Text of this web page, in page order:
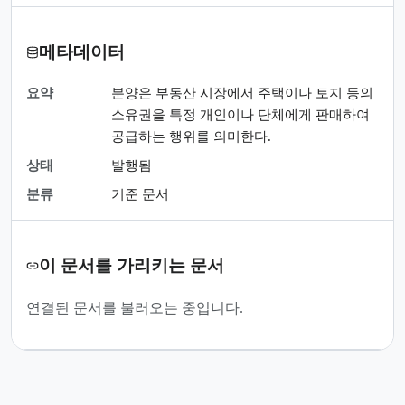
메타데이터
요약
분양은 부동산 시장에서 주택이나 토지 등의
소유권을 특정 개인이나 단체에게 판매하여
공급하는 행위를 의미한다.
상태
발행됨
분류
기준 문서
이 문서를 가리키는 문서
연결된 문서를 불러오는 중입니다.